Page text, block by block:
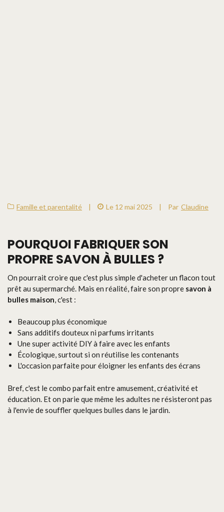
Famille et parentalité | Le 12 mai 2025 | Par Claudine
POURQUOI FABRIQUER SON
PROPRE SAVON À BULLES ?
On pourrait croire que c'est plus simple d'acheter un flacon tout
prêt au supermarché. Mais en réalité, faire son propre savon à
bulles maison, c'est :
Beaucoup plus économique
Sans additifs douteux ni parfums irritants
Une super activité DIY à faire avec les enfants
Écologique, surtout si on réutilise les contenants
L'occasion parfaite pour éloigner les enfants des écrans
Bref, c'est le combo parfait entre amusement, créativité et
éducation. Et on parie que même les adultes ne résisteront pas
à l'envie de souffler quelques bulles dans le jardin.